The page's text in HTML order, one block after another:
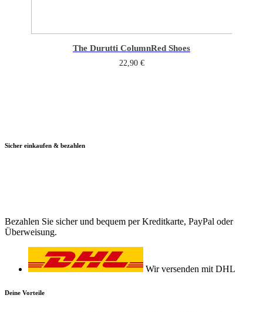
The Durutti ColumnRed Shoes
22,90 €
Sicher einkaufen & bezahlen
Bezahlen Sie sicher und bequem per Kreditkarte, PayPal oder
Überweisung.
Wir versenden mit DHL
Deine Vorteile